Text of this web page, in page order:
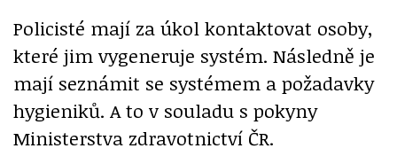
Policisté mají za úkol kontaktovat osoby,
které jim vygeneruje systém. Následně je
mají seznámit se systémem a požadavky
hygieniků. A to v souladu s pokyny
Ministerstva zdravotnictví ČR.